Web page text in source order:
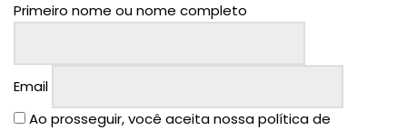
Primeiro nome ou nome completo
Email
Ao prosseguir, você aceita nossa política de